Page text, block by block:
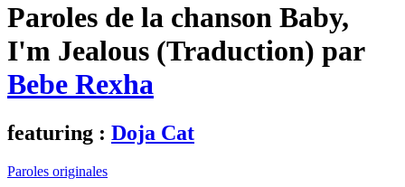
Paroles de la chanson Baby,
I'm Jealous (Traduction) par
Bebe Rexha
featuring : Doja Cat
Paroles originales